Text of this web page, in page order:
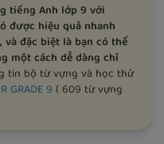
tiếng Anh lớp 9 với
được hiệu quả nhanh
đặc biệt là bạn có thể
một cách dễ dàng chỉ
tin bộ từ vựng và học thử
GRADE 9 ( 609 từ vựng